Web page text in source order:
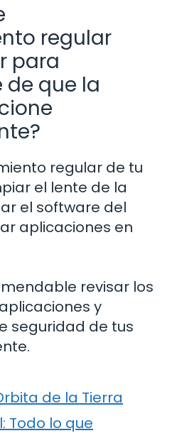
regular
para
que la
regular de tu
el lente de la
el software del
aplicaciones en
revisar los
y
seguridad de tus
de la Tierra
Todo lo que